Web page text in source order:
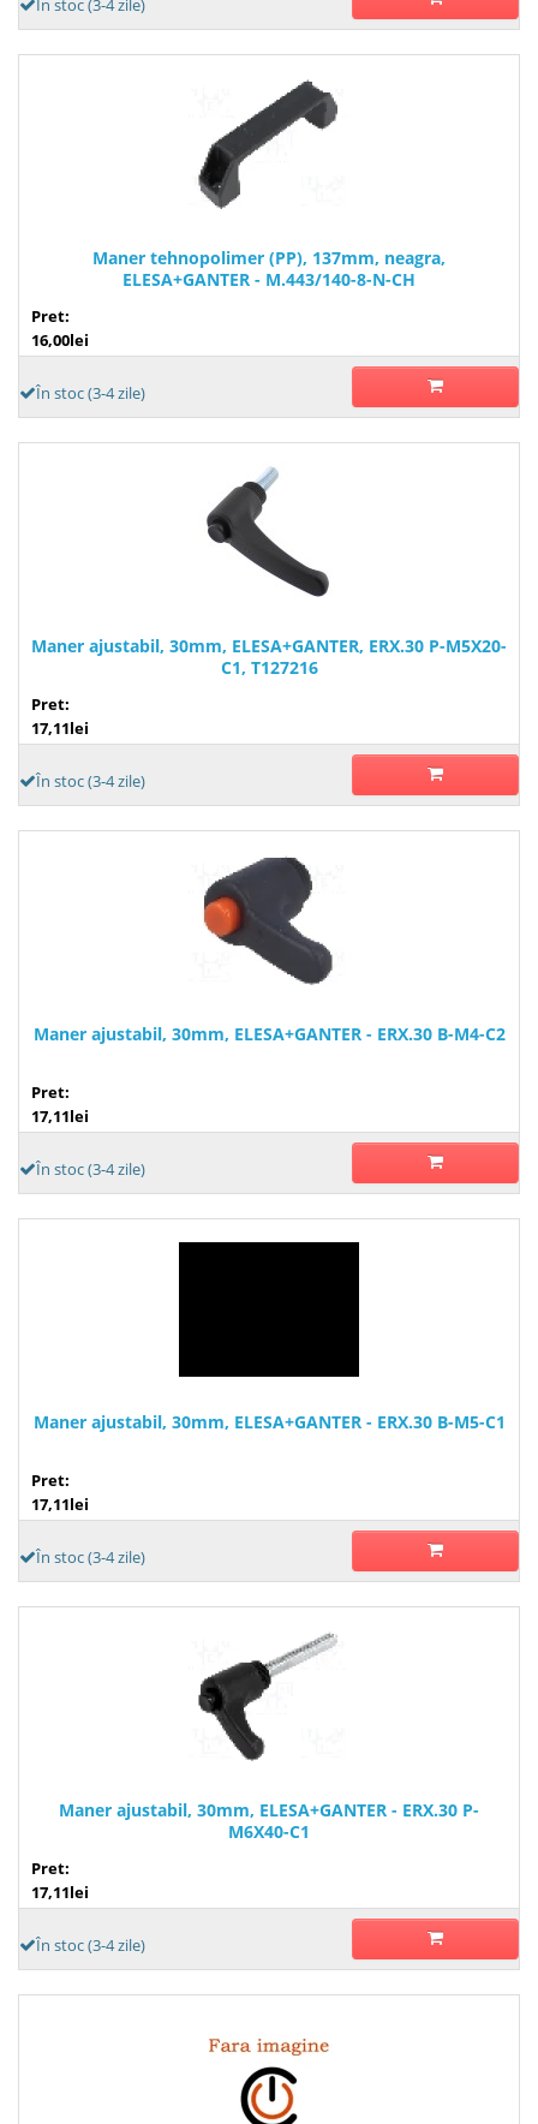
În stoc (3-4 zile)
Maner tehnopolimer (PP), 137mm, neagra,
ELESA+GANTER - M.443/140-8-N-CH
Pret:
16,00lei
În stoc (3-4 zile)
Maner ajustabil, 30mm, ELESA+GANTER, ERX.30 P-M5X20-
C1, T127216
Pret:
17,11lei
În stoc (3-4 zile)
Maner ajustabil, 30mm, ELESA+GANTER - ERX.30 B-M4-C2
Pret:
17,11lei
În stoc (3-4 zile)
Maner ajustabil, 30mm, ELESA+GANTER - ERX.30 B-M5-C1
Pret:
17,11lei
În stoc (3-4 zile)
Maner ajustabil, 30mm, ELESA+GANTER - ERX.30 P-
M6X40-C1
Pret:
17,11lei
În stoc (3-4 zile)